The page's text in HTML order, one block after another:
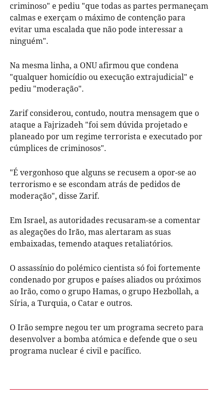
criminoso" e pediu "que todas as partes permaneçam
calmas e exerçam o máximo de contenção para
evitar uma escalada que não pode interessar a
ninguém".
Na mesma linha, a ONU afirmou que condena
"qualquer homicídio ou execução extrajudicial" e
pediu "moderação".
Zarif considerou, contudo, noutra mensagem que o
ataque a Fajrizadeh "foi sem dúvida projetado e
planeado por um regime terrorista e executado por
cúmplices de criminosos".
"É vergonhoso que alguns se recusem a opor-se ao
terrorismo e se escondam atrás de pedidos de
moderação", disse Zarif.
Em Israel, as autoridades recusaram-se a comentar
as alegações do Irão, mas alertaram as suas
embaixadas, temendo ataques retaliatórios.
O assassínio do polémico cientista só foi fortemente
condenado por grupos e países aliados ou próximos
ao Irão, como o grupo Hamas, o grupo Hezbollah, a
Síria, a Turquia, o Catar e outros.
O Irão sempre negou ter um programa secreto para
desenvolver a bomba atómica e defende que o seu
programa nuclear é civil e pacífico.